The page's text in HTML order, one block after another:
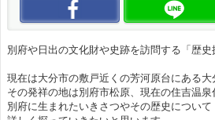
この動画をいいね
別府や日出の文化財や史跡を訪問する「歴史
現在は大分市の敷戸近くの芳河原台にある大
その発祥の地は別府市松原、現在の住吉温泉
別府に生まれたいきさつやその歴史について